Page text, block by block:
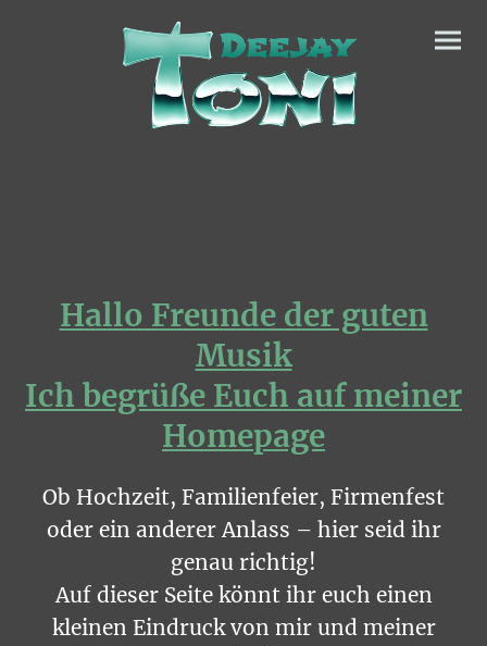
Hallo Freunde der guten
Musik
Ich begrüße Euch auf meiner
Homepage
Ob Hochzeit, Familienfeier, Firmenfest
oder ein anderer Anlass – hier seid ihr
genau richtig!
Auf dieser Seite könnt ihr euch einen
kleinen Eindruck von mir und meiner